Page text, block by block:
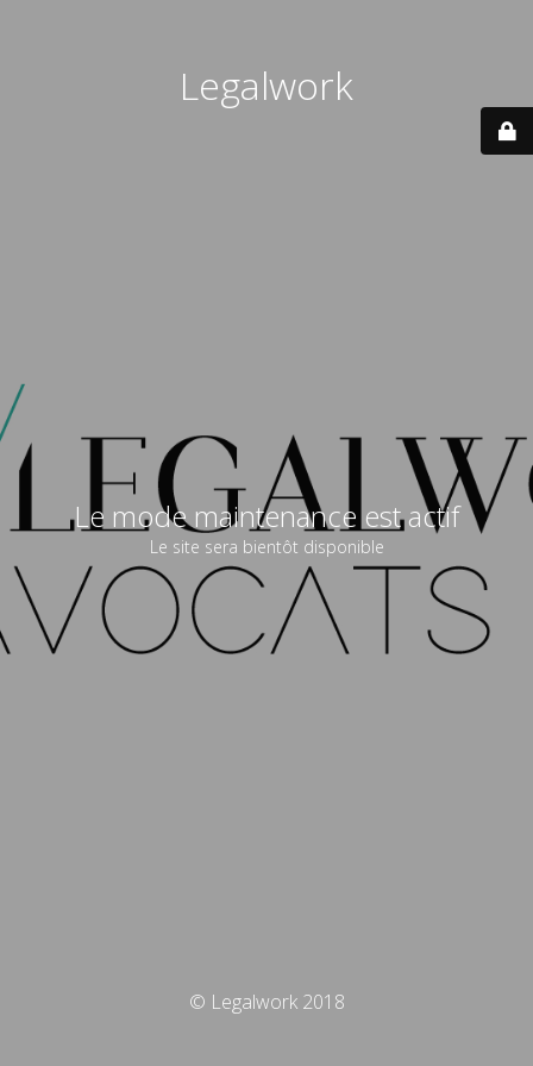
Legalwork
Le mode maintenance est actif
Le site sera bientôt disponible
© Legalwork 2018